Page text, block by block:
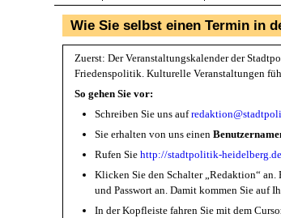
Wie Sie selbst einen Termin in
Zuerst: Der Veranstaltungskalender der
Friedenspolitik. Kulturelle Veranstaltungen
So gehen Sie vor:
Schreiben Sie uns auf
Sie erhalten von uns einen
Rufen Siehttp://stadtpolitik-heidelberg.de
Klicken Sie den Schalter „Redaktion“
und Passwort an. Damit kommen Sie auf
In der Kopfleiste fahren Sie mit dem